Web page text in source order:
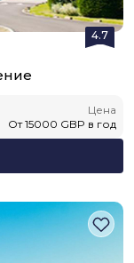
4.7
Цена
От 15000 GBP в год